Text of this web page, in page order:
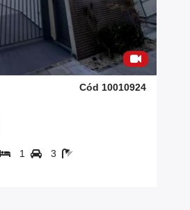
Cód 10010924
1 3